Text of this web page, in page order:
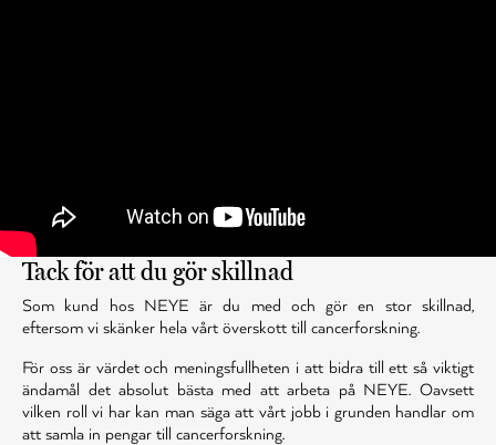
Tack för att du gör skillnad
Som kund hos NEYE är du med och gör en stor skillnad,
eftersom vi skänker hela vårt överskott till cancerforskning.
För oss är värdet och meningsfullheten i att bidra till ett så viktigt
ändamål det absolut bästa med att arbeta på NEYE. Oavsett
vilken roll vi har kan man säga att vårt jobb i grunden handlar om
att samla in pengar till cancerforskning.